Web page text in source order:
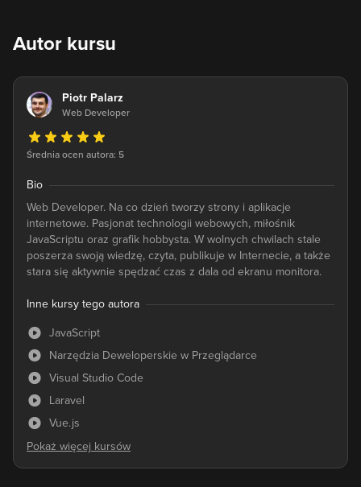
Autor kursu
Piotr Palarz
Web Developer
Średnia ocen autora: 5
Bio
Web Developer. Na co dzień tworzy strony i aplikacje
internetowe. Pasjonat technologii webowych, miłośnik
JavaScriptu oraz grafik hobbysta. W wolnych chwilach stale
poszerza swoją wiedzę, czyta, publikuje w Internecie, a także
stara się aktywnie spędzać czas z dala od ekranu monitora.
Inne kursy tego autora
JavaScript
Narzędzia Deweloperskie w Przeglądarce
Visual Studio Code
Laravel
Vue.js